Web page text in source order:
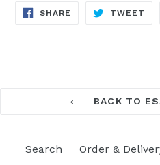
SHARE SHARE
TWEET
BACK TO
Search Order &